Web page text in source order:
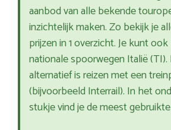
aanbod van alle bekende
inzichtelijk maken. Zo bekijk je
prijzen in 1 overzicht. Je kunt
nationale spoorwegen Italië (TI).
alternatief is reizen met een
(bijvoorbeeld Interrail). In het
stukje vind je de meest